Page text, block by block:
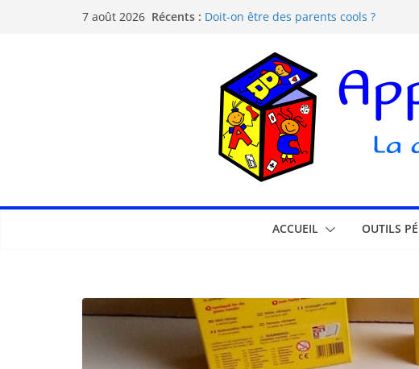
7 août 2026 Récents : Doit-on être des parents cools ?
La pédagogie Montessori est-elle
Comprendre la courbe de l’oubli
ACCUEIL OUTILS